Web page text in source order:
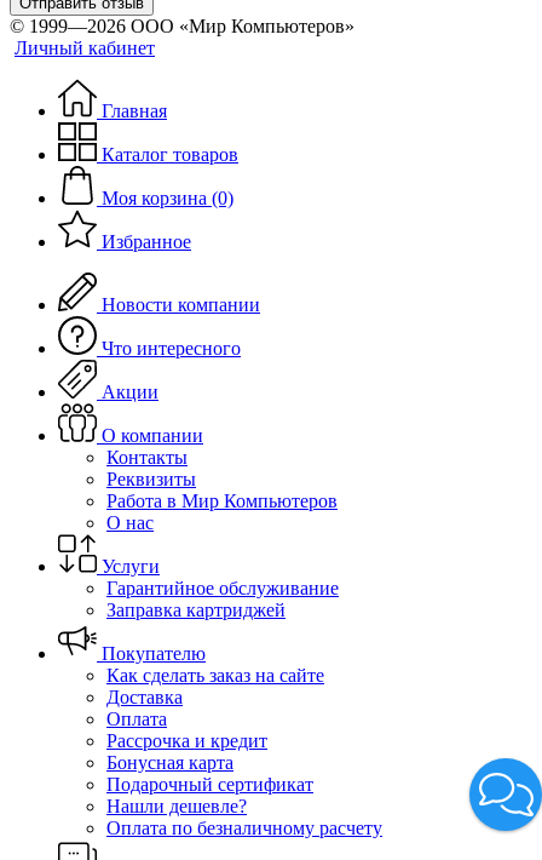
© 1999—2026 ООО «Мир Компьютеров»
Личный кабинет
Главная
Каталог товаров
Моя корзина (0)
Избранное
Новости компании
Что интересного
Акции
О компании
Контакты
Реквизиты
Работа в Мир Компьютеров
О нас
Услуги
Гарантийное обслуживание
Заправка картриджей
Покупателю
Как сделать заказ на сайте
Доставка
Оплата
Рассрочка и кредит
Бонусная карта
Подарочный сертификат
Нашли дешевле?
Оплата по безналичному расчету